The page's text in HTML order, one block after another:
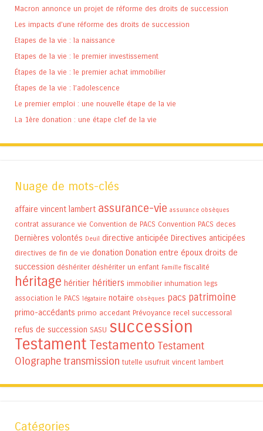
Macron annonce un projet de réforme des droits de succession
Les impacts d’une réforme des droits de succession
Etapes de la vie : la naissance
Etapes de la vie : le premier investissement
Étapes de la vie : le premier achat immobilier
Étapes de la vie : l’adolescence
Le premier emploi : une nouvelle étape de la vie
La 1ère donation : une étape clef de la vie
Nuage de mots-clés
affaire vincent lambert assurance-vie assurance obsèques
contrat assurance vie Convention de PACS Convention PACS deces
Dernières volontés Deuil directive anticipée Directives anticipées
directives de fin de vie donation Donation entre époux droits de
succession déshériter déshériter un enfant Famille fiscalité
héritage héritier héritiers immobilier inhumation legs
association le PACS légataire notaire obsèques pacs patrimoine
primo-accédants primo accedant Prévoyance recel successoral
refus de succession SASU succession
Testament Testamento Testament
Olographetransmission tutelle usufruit vincent lambert
Catégories